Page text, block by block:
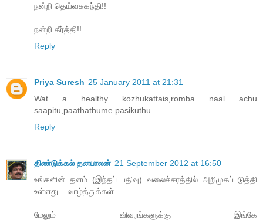
நன்றி தெய்வசுகந்தி!!
நன்றி கீர்த்தி!!
Reply
Priya Suresh 25 January 2011 at 21:31
Wat a healthy kozhukattais,romba naal achu
saapitu,paathathume pasikuthu..
Reply
திண்டுக்கல் தனபாலன் 21 September 2012 at 16:50
உங்களின் தளம் (இந்தப் பதிவு) வலைச்சரத்தில் அறிமுகப்படுத்தி
உள்ளது... வாழ்த்துக்கள்...
மேலும் விவரங்களுக்கு இங்கே